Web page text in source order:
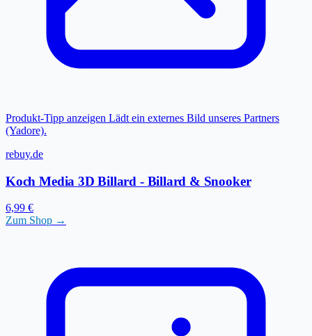
Produkt-Tipp anzeigen Lädt ein externes Bild unseres Partners
(Yadore).
rebuy.de
Koch Media 3D Billard - Billard & Snooker
6,99 €
Zum Shop →